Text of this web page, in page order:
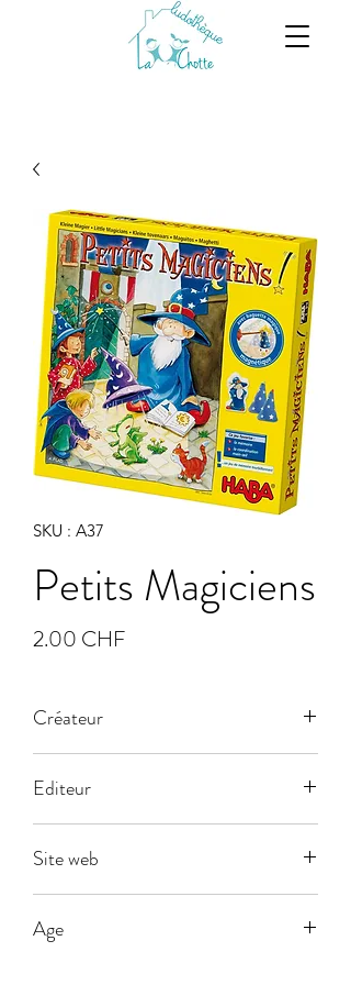
SKU : A37
Petits Magiciens
2.00 CHFPrix
Créateur
Editeur
Site web
Age